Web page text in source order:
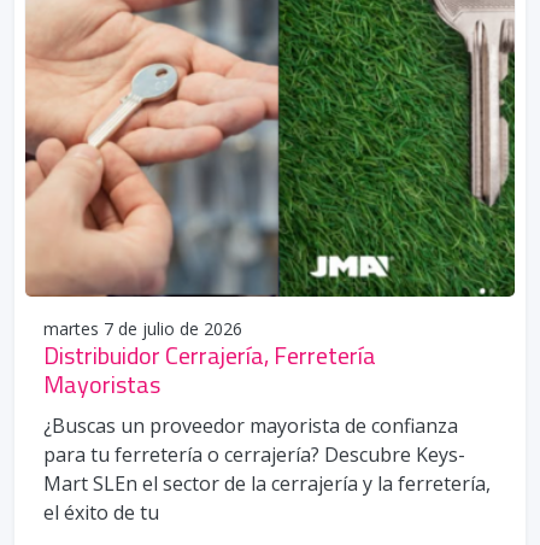
martes 7 de julio de 2026
Distribuidor Cerrajería, Ferretería
Mayoristas
¿Buscas un proveedor mayorista de confianza
para tu ferretería o cerrajería? Descubre Keys-
Mart SLEn el sector de la cerrajería y la ferretería,
el éxito de tu